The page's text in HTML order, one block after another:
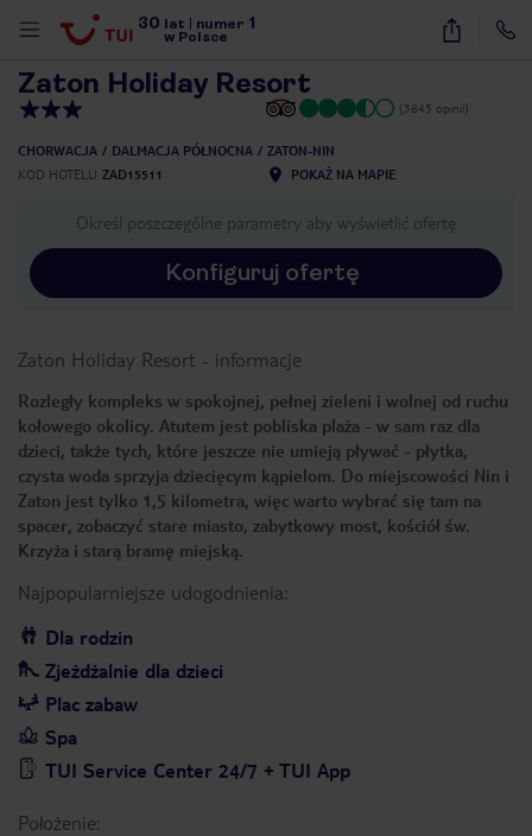
30 lat numer 1
w Polsce
41
Zaton Holiday Resort
(3845 opinii)
CHORWACJA DALMACJA PÓŁNOCNA
ZATON-NIN
KOD HOTELU ZAD15511 POKAŻ NA MAPIE
Określ poszczególne parametry aby wyświetlić ofertę
Konfiguruj ofertę
Zaton Holiday Resort - informacje
Rozległy kompleks w spokojnej, pełnej zieleni i wolnej od ruchu
kołowego okolicy. Atutem jest pobliska plaża - w sam raz dla
dzieci, także tych, które jeszcze nie umieją pływać - płytka,
czysta woda sprzyja dziecięcym kąpielom. Do miejscowości Nin i
Zaton jest tylko 1,5 kilometra, więc warto wybrać się tam na
spacer, zobaczyć stare miasto, zabytkowy most, kościół św.
Krzyża i starą bramę miejską.
Najpopularniejsze udogodnienia:
Dla rodzin
Zjeżdżalnie dla dzieci
Plac zabaw
Spa
TUI Service Center 24/7 + TUI App
Położenie: